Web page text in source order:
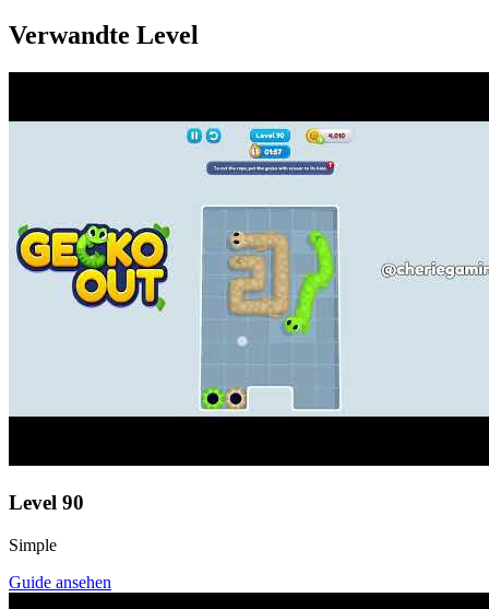
Verwandte Level
Level 90
Simple
Guide ansehen